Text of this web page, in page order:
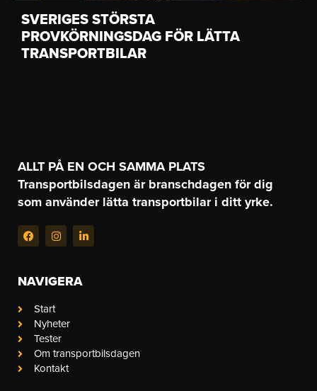
SVERIGES STÖRSTA
PROVKÖRNINGSDAG FÖR LÄTTA
TRANSPORTBILAR
ALLT PÅ EN OCH SAMMA PLATS
Transportbilsdagen är branschdagen för dig
som använder lätta transportbilar i ditt yrke.
F
a
c
o
I
n
s
g
a
m
L
i
n
d
NAVIGERA
Start
Nyheter
Tester
Om transportbilsdagen
Kontakt